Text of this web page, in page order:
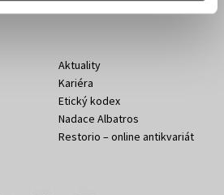
Aktuality
Kariéra
Etický kodex
Nadace Albatros
Restorio – online antikvariát